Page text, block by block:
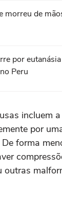
morreu de
por
Peru
incluem
por
forma
outras